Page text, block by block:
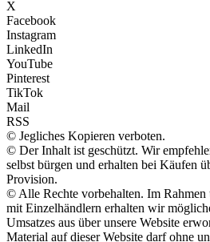
X
Facebook
Instagram
LinkedIn
YouTube
Pinterest
TikTok
Mail
RSS
© Jegliches Kopieren verboten.
© Der Inhalt ist geschützt. Wir
selbst bürgen und erhalten bei Käufen
Provision.
© Alle Rechte vorbehalten. Im Rahmen
mit Einzelhändlern erhalten wir
Umsatzes aus über unsere Website
Material auf dieser Website darf ohne